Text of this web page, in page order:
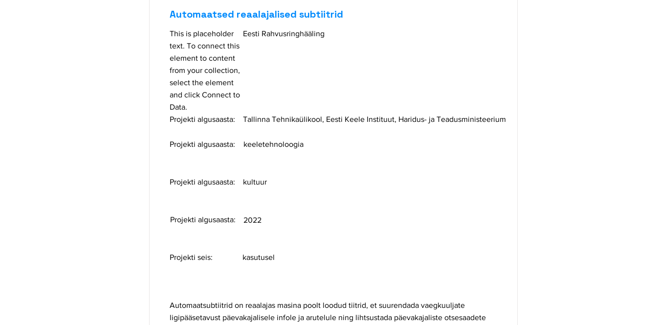
Automaatsed reaalajalised subtiitrid
This is placeholder
text. To connect this
element to content
from your collection,
select the element
and click Connect to
Data.
Eesti Rahvusringhääling
Projekti algusaasta: Tallinna Tehnikaülikool, Eesti Keele Instituut, Haridus- ja Teadusministeerium
Projekti algusaasta: keeletehnoloogia
Projekti algusaasta: kultuur
Projekti algusaasta: 2022
Projekti seis: kasutusel
Automaatsubtiitrid on reaalajas masina poolt loodud tiitrid, et suurendada vaegkuuljate
ligipääsetavust päevakajalisele infole ja arutelule ning lihtsustada päevakajaliste otsesaadete